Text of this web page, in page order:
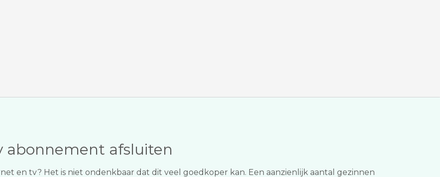
abonnement afsluiten
en tv? Het is niet ondenkbaar dat dit veel goedkoper kan. Een aanzienlijk aantal gezinnen